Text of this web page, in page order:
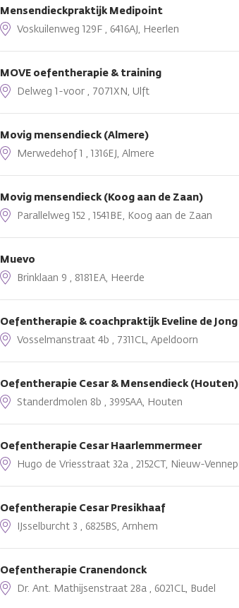
Mensendieckpraktijk Medipoint
Voskuilenweg 129F , 6416AJ, Heerlen
MOVE oefentherapie & training
Delweg 1-voor , 7071XN, Ulft
Movig mensendieck (Almere)
Merwedehof 1 , 1316EJ, Almere
Movig mensendieck (Koog aan de Zaan)
Parallelweg 152 , 1541BE, Koog aan de Zaan
Muevo
Brinklaan 9 , 8181EA, Heerde
Oefentherapie & coachpraktijk Eveline de Jong
Vosselmanstraat 4b , 7311CL, Apeldoorn
Oefentherapie Cesar & Mensendieck (Houten)
Standerdmolen 8b , 3995AA, Houten
Oefentherapie Cesar Haarlemmermeer
Hugo de Vriesstraat 32a , 2152CT, Nieuw-Vennep
Oefentherapie Cesar Presikhaaf
IJsselburcht 3 , 6825BS, Arnhem
Oefentherapie Cranendonck
Dr. Ant. Mathijsenstraat 28a , 6021CL, Budel